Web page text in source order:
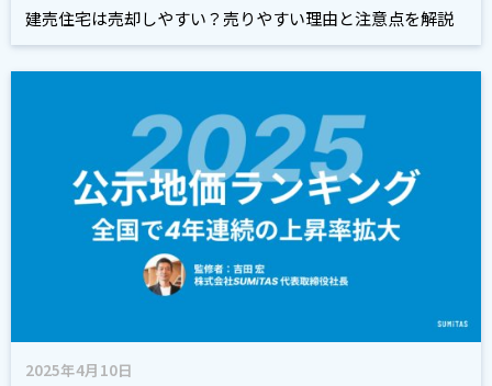
建売住宅は売却しやすい？売りやすい理由と注意点を解説
2025年4月10日